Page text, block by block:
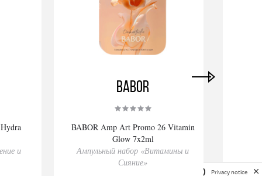
и
BABOR
BABOR Amp Art Promo 26 Vitamin
Glow 7x2ml
Ампульный набор «Витамины и
Сияние»
Privacy notice